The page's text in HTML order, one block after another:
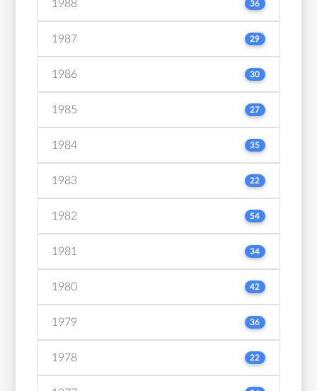
1988 36
1987 29
1986 30
1985 27
1984 35
1983 22
1982 54
1981 34
1980 42
1979 36
1978 22